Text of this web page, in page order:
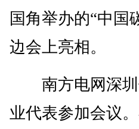
国角举办的“中国
边会上亮相。
南方电网深圳
业代表参加会议